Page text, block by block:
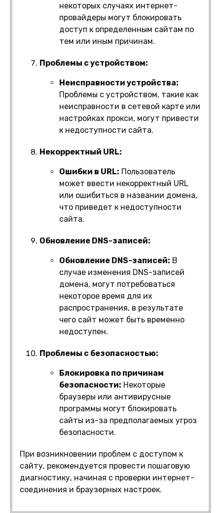
некоторых случаях интернет-
провайдеры могут блокировать
доступ к определенным сайтам по
тем или иным причинам.
Проблемы с устройством:
Неисправности устройства:
Проблемы с устройством, такие как
неисправности в сетевой карте или
настройках прокси, могут привести
к недоступности сайта.
Некорректный URL:
Ошибки в URL: Пользователь
может ввести некорректный URL
или ошибиться в названии домена,
что приведет к недоступности
сайта.
Обновление DNS-записей:
Обновление DNS-записей: В
случае изменения DNS-записей
домена, могут потребоваться
некоторое время для их
распространения, в результате
чего сайт может быть временно
недоступен.
Проблемы с безопасностью:
Блокировка по причинам
безопасности: Некоторые
браузеры или антивирусные
программы могут блокировать
сайты из-за предполагаемых угроз
безопасности.
При возникновении проблем с доступом к
сайту, рекомендуется провести пошаговую
диагностику, начиная с проверки интернет-
соединения и браузерных настроек.